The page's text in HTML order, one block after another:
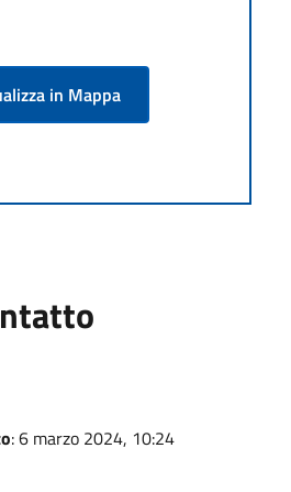
in Mappa
: 6 marzo 2024, 10:24